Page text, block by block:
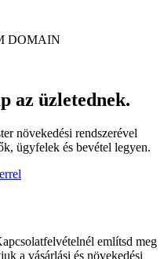
DOMAIN
az üzletednek.
növekedési rendszerével
ügyfelek és bevétel legyen.
említsd meg
a vásárlási és növekedési